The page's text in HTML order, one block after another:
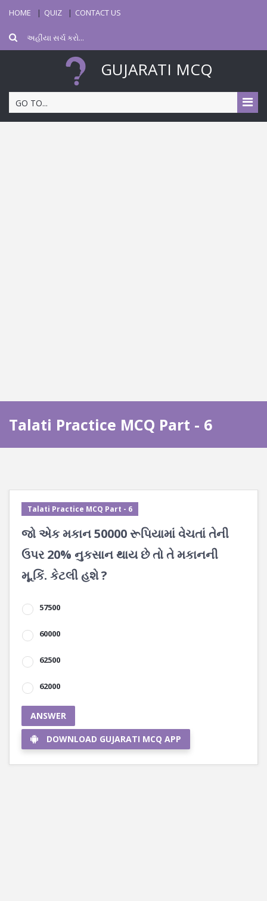
HOME QUIZ CONTACT US
GUJARATI MCQ
GO TO...
Talati Practice MCQ Part - 6
Talati Practice MCQ Part - 6
જો એક મકાન 50000 રૂપિયામાં વેચતાં તેની
ઉપર 20% નુકસાન થાય છે તો તે મકાનની
મૂ.કિં. કેટલી હશે ?
57500
60000
62500
62000
ANSWER
DOWNLOAD GUJARATI MCQ APP